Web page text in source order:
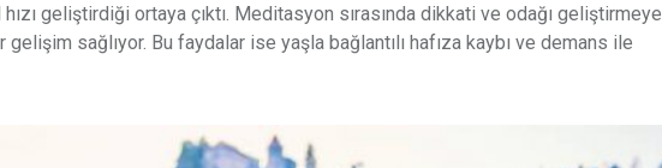
geliştirdiği ortaya çıktı. Meditasyon sırasında dikkati ve odağı geliştirmeye
sağlıyor. Bu faydalar ise yaşla bağlantılı hafıza kaybı ve demans ile